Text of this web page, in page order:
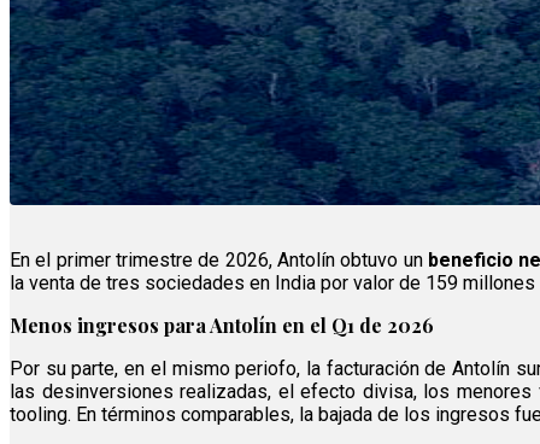
En el primer trimestre de 2026, Antolín obtuvo un beneficio
la venta de tres sociedades en India por valor de 159
Menos ingresos para Antolín en el Q1 de 2026
Por su parte, en el mismo periofo, la facturación de Antolín
las desinversiones realizadas, el efecto divisa, los
tooling. En términos comparables, la bajada de los ingresos